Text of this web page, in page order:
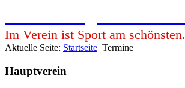
Im Verein ist Sport am schönsten.
Aktuelle Seite: Startseite Termine
Hauptverein